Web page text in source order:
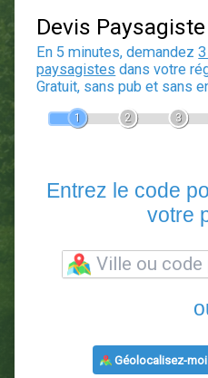
Devis
En 5 minutes,